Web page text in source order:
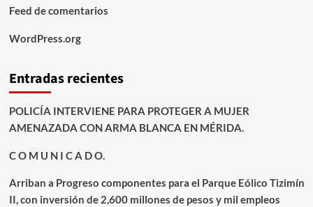
Feed de comentarios
WordPress.org
Entradas recientes
POLICÍA INTERVIENE PARA PROTEGER A MUJER
AMENAZADA CON ARMA BLANCA EN MÉRIDA.
C O M U N I C A D O.
Arriban a Progreso componentes para el Parque Eólico Tizimín
II, con inversión de 2,600 millones de pesos y mil empleos